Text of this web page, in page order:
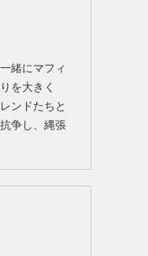
緒にマフィ
を大きく
ンドたちと
争し、縄張